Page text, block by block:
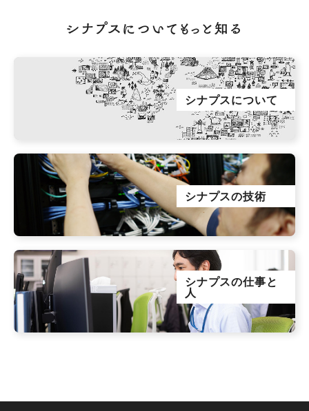
シナプスについてもっと知る
シナプスについて
シナプスの技術
シナプスの仕事と
人